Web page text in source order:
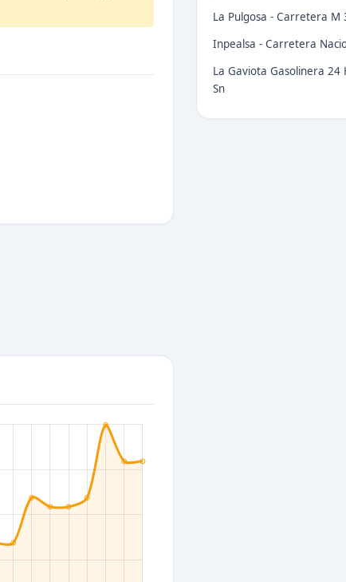
La Pulgosa - Carretera M
Inpealsa - Carretera
La Gaviota Gasolinera 24
Sn